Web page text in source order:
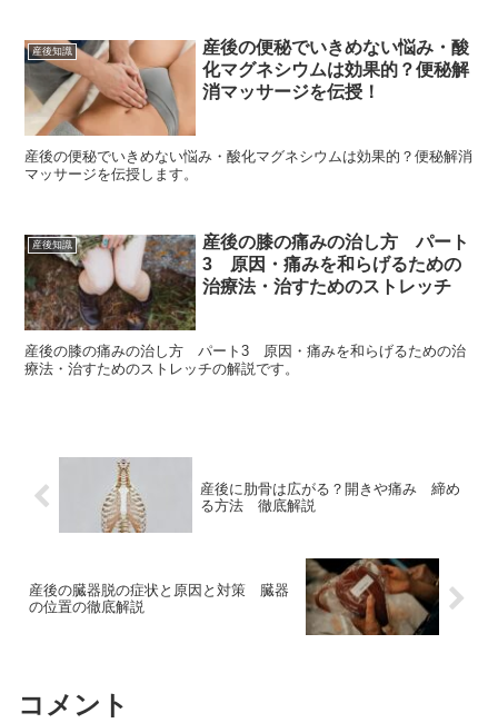
産後知識
産後の便秘でいきめない悩み・酸
化マグネシウムは効果的？便秘解
消マッサージを伝授！
産後の便秘でいきめない悩み・酸化マグネシウムは効果的？便秘解消
マッサージを伝授します。
産後知識
産後の膝の痛みの治し方 パート
3 原因・痛みを和らげるための
治療法・治すためのストレッチ
産後の膝の痛みの治し方 パート3 原因・痛みを和らげるための治
療法・治すためのストレッチの解説です。
産後に肋骨は広がる？開きや痛み 締め
る方法 徹底解説
産後の臓器脱の症状と原因と対策 臓器
の位置の徹底解説
コメント